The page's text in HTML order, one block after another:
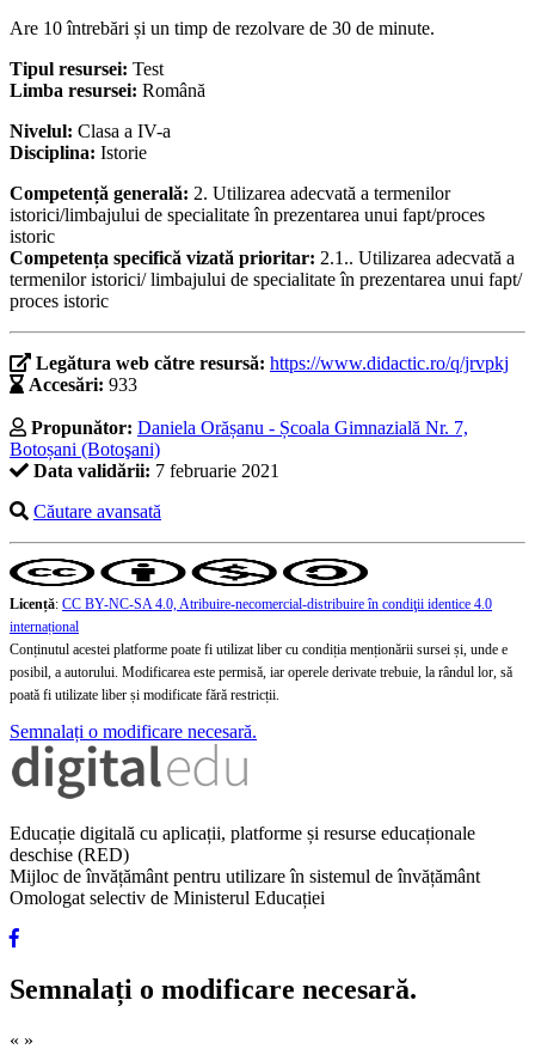
Are 10 întrebări și un timp de rezolvare de 30 de minute.
Tipul resursei: Test
Limba resursei: Română
Nivelul: Clasa a IV-a
Disciplina: Istorie
Competență generală: 2. Utilizarea adecvată a termenilor
istorici/limbajului de specialitate în prezentarea unui fapt/proces
istoric
Competența specifică vizată prioritar: 2.1.. Utilizarea adecvată a
termenilor istorici/ limbajului de specialitate în prezentarea unui fapt/
proces istoric
Legătura web către resursă: https://www.didactic.ro/q/jrvpkj
Accesări: 933
Propunător: Daniela Orășanu - Școala Gimnazială Nr. 7,
Botoșani (Botoşani)
Data validării: 7 februarie 2021
Căutare avansată
Licență: CC BY-NC-SA 4.0, Atribuire-necomercial-distribuire în condiţii identice 4.0
internațional
Conținutul acestei platforme poate fi utilizat liber cu condiția menționării sursei și, unde e
posibil, a autorului. Modificarea este permisă, iar operele derivate trebuie, la rândul lor, să
poată fi utilizate liber și modificate fără restricții.
Semnalați o modificare necesară.
Educație digitală cu aplicații, platforme și resurse educaționale
deschise (RED)
Mijloc de învățământ pentru utilizare în sistemul de învățământ
Omologat selectiv de Ministerul Educației
Semnalați o modificare necesară.
« »